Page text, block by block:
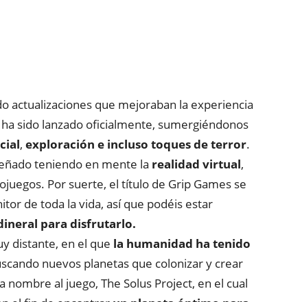
actualizaciones que mejoraban la experiencia
ha sido lanzado oficialmente, sumergiéndonos
, exploración e incluso toques de terror.
teniendo en mente la realidad virtual,
Por suerte, el título de Grip Games se
de toda la vida, así que podéis estar
para disfrutarlo.
distante, en el que la humanidad ha tenido
nuevos planetas que colonizar y crear
al juego, The Solus Project, en el cual